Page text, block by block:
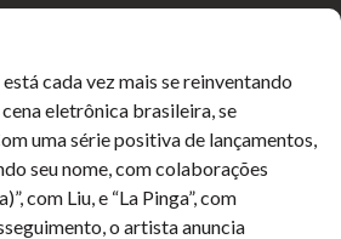
cada vez mais se reinventando
eletrônica brasileira, se
uma série positiva de lançamentos,
seu nome, com colaborações
com Liu, e “La Pinga”, com
o artista anuncia